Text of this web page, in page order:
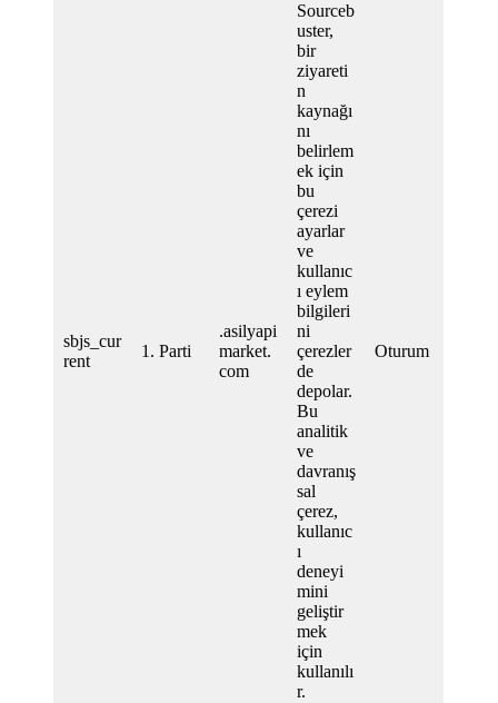
sbjs_cur
rent
1. Parti
.asilyapi
market.
com
Sourceb
uster,
bir
ziyareti
n
kaynağı
nı
belirlem
ek için
bu
çerezi
ayarlar
ve
kullanıc
ı eylem
bilgileri
ni
çerezler
de
depolar.
Bu
analitik
ve
davranış
sal
çerez,
kullanıc
ı
deneyi
mini
geliştir
mek
için
kullanılı
r.
Oturum